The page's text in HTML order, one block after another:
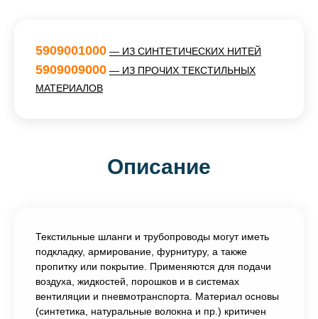
5909001000 — ИЗ СИНТЕТИЧЕСКИХ НИТЕЙ
5909009000 — ИЗ ПРОЧИХ ТЕКСТИЛЬНЫХ
МАТЕРИАЛОВ
Описание
Текстильные шланги и трубопроводы могут иметь
подкладку, армирование, фурнитуру, а также
пропитку или покрытие. Применяются для подачи
воздуха, жидкостей, порошков и в системах
вентиляции и пневмотранспорта. Материал основы
(синтетика, натуральные волокна и пр.) критичен